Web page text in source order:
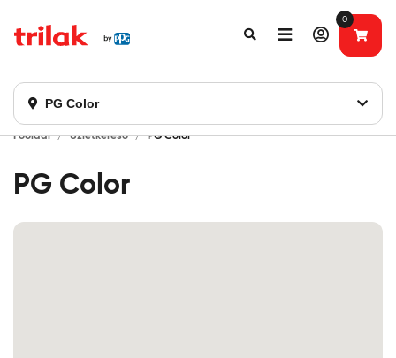
PG Color
0
Fontos tájékoztatás!
Főoldal Üzletkereső PG Color
PG Color